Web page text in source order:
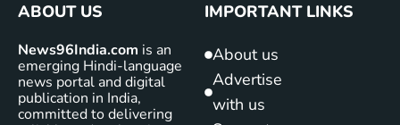
ABOUT US
News96India.com is an
emerging Hindi-language
news portal and digital
publication in India,
committed to delivering
IMPORTANT LINKS
About us
Advertise
with us